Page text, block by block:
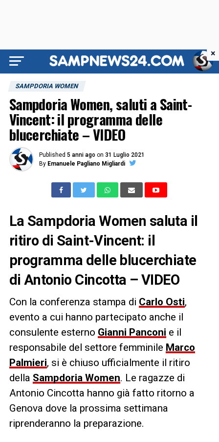
SAMPDORIA WOMEN
Sampdoria Women, saluti a Saint-
Vincent: il programma delle
blucerchiate – VIDEO
Published 5 anni ago on 31 Luglio 2021
By Emanuele Pagliano Migliardi
La Sampdoria Women saluta il
ritiro di Saint-Vincent: il
programma delle blucerchiate
di Antonio Cincotta – VIDEO
Con la conferenza stampa di Carlo Osti,
evento a cui hanno partecipato anche il
consulente esterno Gianni Panconi e il
responsabile del settore femminile Marco
Palmieri, si è chiuso ufficialmente il ritiro
della Sampdoria Women. Le ragazze di
Antonio Cincotta hanno già fatto ritorno a
Genova dove la prossima settimana
riprenderanno la preparazione.
×